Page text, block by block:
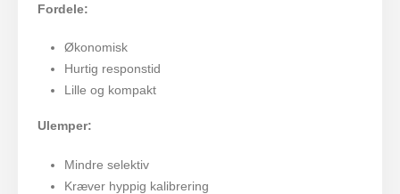
Fordele:
Økonomisk
Hurtig responstid
Lille og kompakt
Ulemper:
Mindre selektiv
Kræver hyppig kalibrering